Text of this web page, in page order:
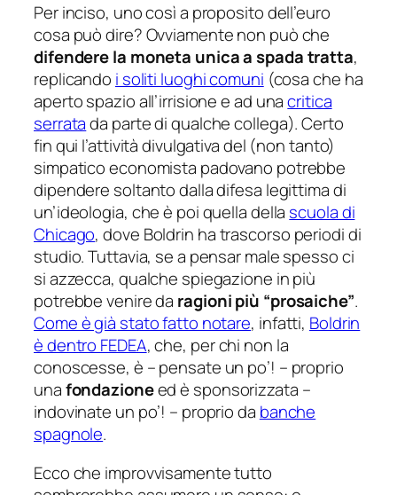
Per inciso, uno così a proposito dell’euro
cosa può dire? Ovviamente non può che
difendere la moneta unica a spada tratta,
replicando i soliti luoghi comuni (cosa che ha
aperto spazio all’irrisione e ad unacritica
serratada parte di qualche collega). Certo
fin qui l’attività divulgativa del (non tanto)
simpatico economista padovano potrebbe
dipendere soltanto dalla difesa legittima di
un’ideologia, che è poi quella della scuola di
Chicago, dove Boldrin ha trascorso periodi di
studio. Tuttavia, se a pensar male spesso ci
si azzecca, qualche spiegazione in più
potrebbe venire da ragioni più “prosaiche”.
Come è già stato fatto notare, infatti, Boldrin
è dentro FEDEA, che, per chi non la
conoscesse, è – pensate un po’! – proprio
unafondazioneed è sponsorizzata –
indovinate un po’! – proprio da banche
spagnole.
Ecco che improvvisamente tutto